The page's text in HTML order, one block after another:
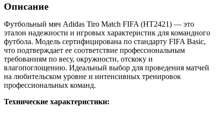
Описание
Футбольный мяч Adidas Tiro Match FIFA (HT2421) — это
эталон надежности и игровых характеристик для командного
футбола. Модель сертифицирована по стандарту FIFA Basic,
что подтверждает ее соответствие профессиональным
требованиям по весу, окружности, отскоку и
влагопоглощению. Идеальный выбор для проведения матчей
на любительском уровне и интенсивных тренировок
профессиональных команд.
Технические характеристики: